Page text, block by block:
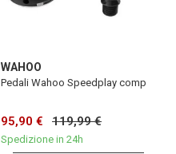
WAHOO
Pedali Wahoo Speedplay comp
95,90 € 119,99 €
Spedizione in 24h